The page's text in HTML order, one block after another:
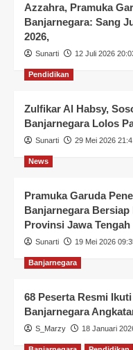
Azzahra, Pramuka
Banjarnegara: Sang
2026,
Sunarti 12 Juli 2026
Pendidikan
Zulfikar Al Habsy,
Banjarnegara Lolos
Sunarti 29 Mei 2026
News
Pramuka Garuda
Banjarnegara
Provinsi Jawa Tengah
Sunarti 19 Mei 2026
Banjarnegara
68 Peserta Resmi
Banjarnegara
S_Marzy 18 Januari